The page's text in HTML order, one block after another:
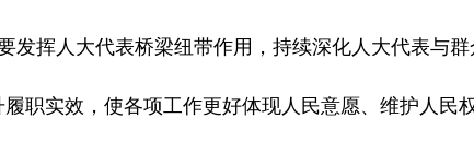
发挥人大代表桥梁纽带作用，持续深化人大代表与
职实效，使各项工作更好体现人民意愿、维护人民